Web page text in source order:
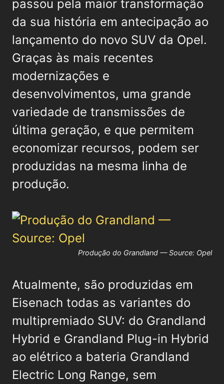
passou pela maior transformação
da sua história em antecipação ao
lançamento do novo SUV da Opel.
Graças às mais recentes
modernizações e
desenvolvimentos, uma grande
variedade de transmissões de
última geração, e que permitem
economizar recursos, podem ser
produzidas na mesma linha de
produção.
Produção do Grandland — Source: Opel
Atualmente, são produzidas em
Eisenach todas as variantes do
multipremiado SUV: do Grandland
Hybrid e Grandland Plug-in Hybrid
ao elétrico a bateria Grandland
Electric Long Range, sem